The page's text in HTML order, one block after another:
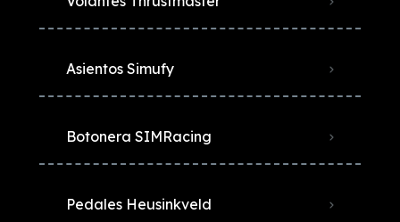
Asientos Simufy
Botonera SIMRacing
Pedales Heusinkveld